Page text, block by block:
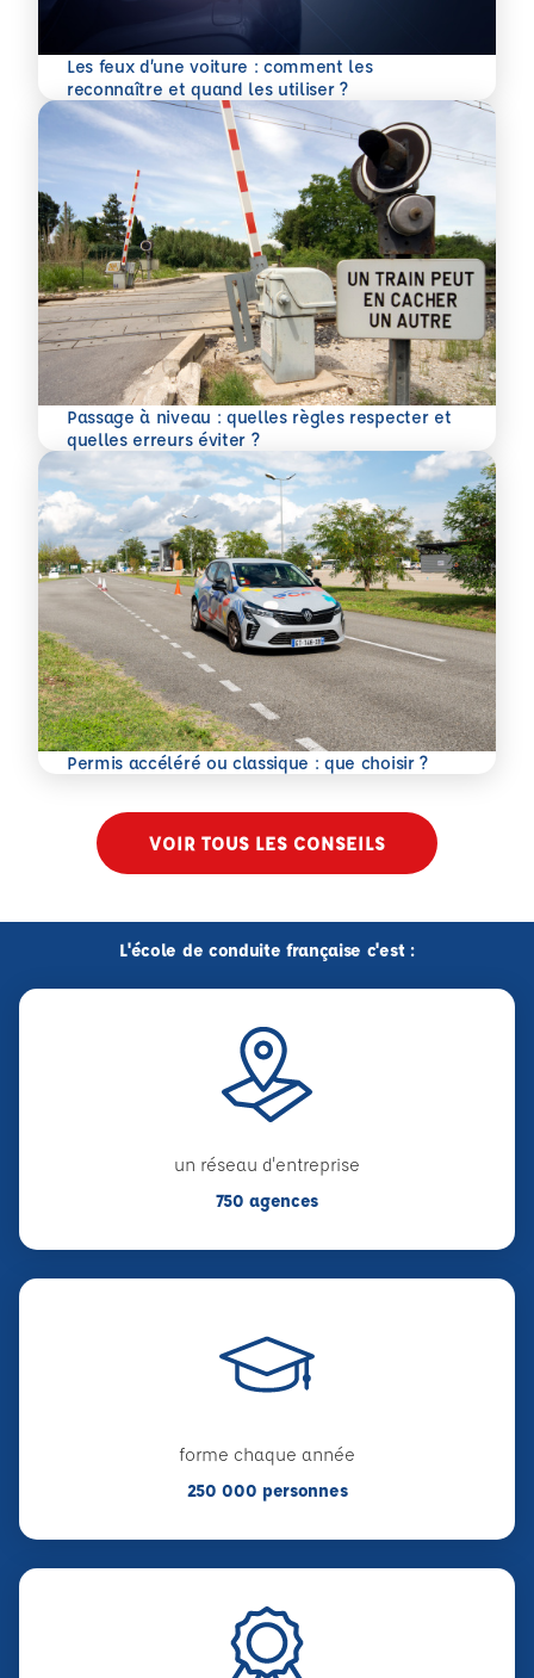
Les feux d’une voiture : comment les
reconnaître et quand les utiliser ?
En savoir plus
Passage à niveau : quelles règles respecter et
quelles erreurs éviter ?
En savoir plus
Permis accéléré ou classique : que choisir ?
En savoir plus
VOIR TOUS LES CONSEILS
L'école de conduite française c'est :
un réseau d'entreprise
750 agences
forme chaque année
250 000 personnes